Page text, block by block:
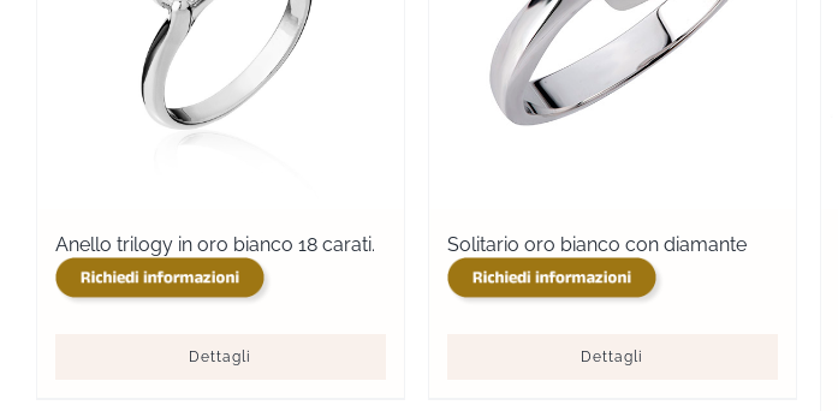
Anello trilogy in oro bianco 18 carati.
Dettagli
Solitario oro bianco con diamante
Dettagli